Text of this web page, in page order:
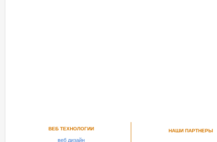
ВЕБ ТЕХНОЛОГИИ
веб дизайн
НАШИ ПАРТНЕРЫ